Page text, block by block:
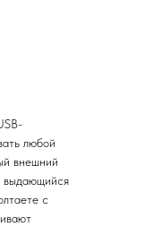
любой
внешний
выдающийся
с